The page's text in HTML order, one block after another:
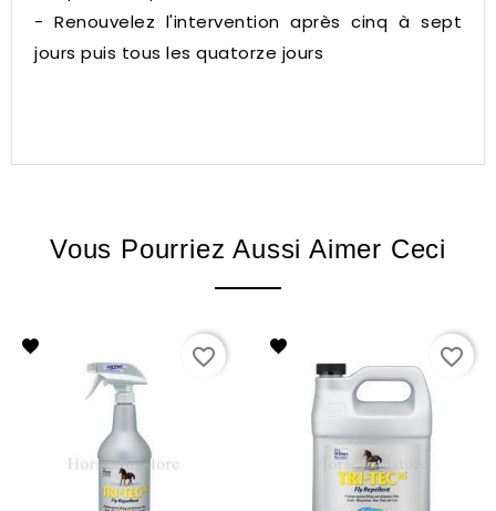
- Renouvelez l'intervention après cinq à sept
jours puis tous les quatorze jours
Vous Pourriez Aussi Aimer Ceci
favorite_border favorite_border